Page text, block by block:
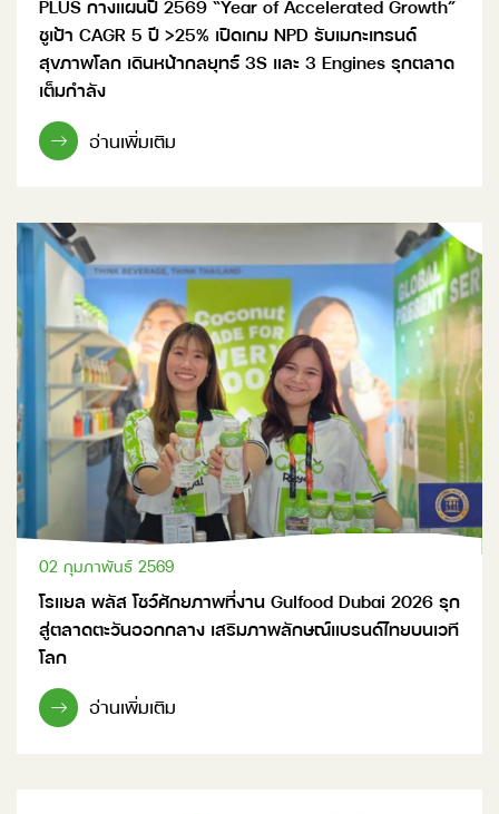
PLUS กางแผนปี 2569 “Year of Accelerated Growth”
ชูเป้า CAGR 5 ปี >25% เปิดเกม NPD รับเมกะเทรนด์
สุขภาพโลก เดินหน้ากลยุทธ์ 3S และ 3 Engines รุกตลาด
เต็มกำลัง
อ่านเพิ่มเติม
02 กุมภาพันธ์ 2569
โรแยล พลัส โชว์ศักยภาพที่งาน Gulfood Dubai 2026 รุก
สู่ตลาดตะวันออกกลาง เสริมภาพลักษณ์แบรนด์ไทยบนเวที
โลก
อ่านเพิ่มเติม